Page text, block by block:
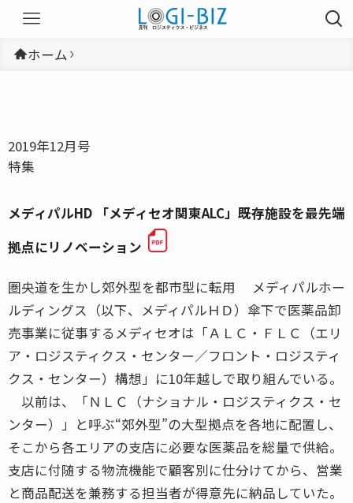
ホーム
2019年12月号
特集
メディパルHD 「メディセオ関東ALC」――既存施設を最先端
拠点にリノベーション
圏央道を生かし郊外型を都市型に転用 メディパルホー
ルディングス（以下、メディパルＨＤ）傘下で医薬品卸
売事業に従事するメディセオは「ＡＬＣ・ＦＬＣ（エリ
ア・ロジスティクス・センター／フロント・ロジスティ
クス・センター）構想」に10年越しで取り組んでいる。
以前は、「ＮＬＣ（ナショナル・ロジスティクス・セ
ンター）」と呼ぶ“郊外型”の大型拠点を各地に配置し、
そこから各エリアの支店に必要な医薬品を総量で供給。
支店に付随する物流機能で顧客別に仕分けてから、営業
と商品配送を兼務する担当者が得意先に納品していた。